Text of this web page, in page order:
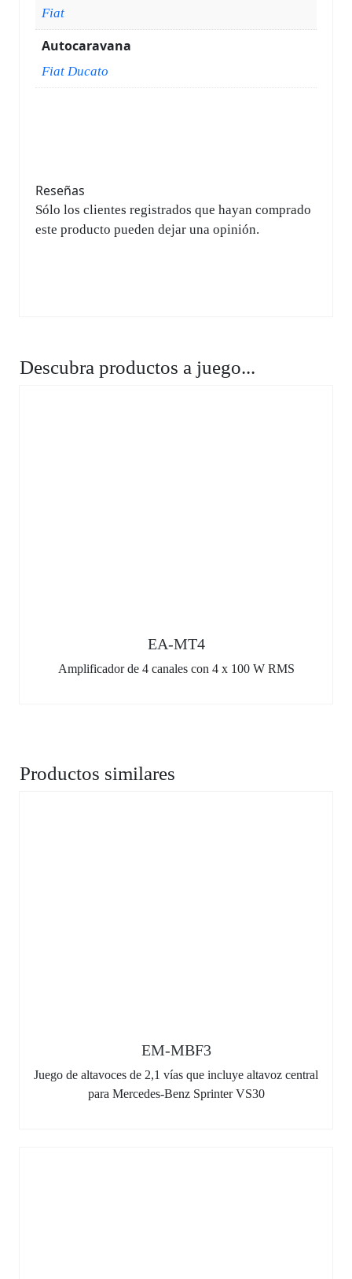
Fiat
Autocaravana
Fiat Ducato
Reseñas
Sólo los clientes registrados que hayan comprado
este producto pueden dejar una opinión.
Descubra productos a juego...
EA-MT4
Amplificador de 4 canales con 4 x 100 W RMS
Productos similares
EM-MBF3
Juego de altavoces de 2,1 vías que incluye altavoz central
para Mercedes-Benz Sprinter VS30